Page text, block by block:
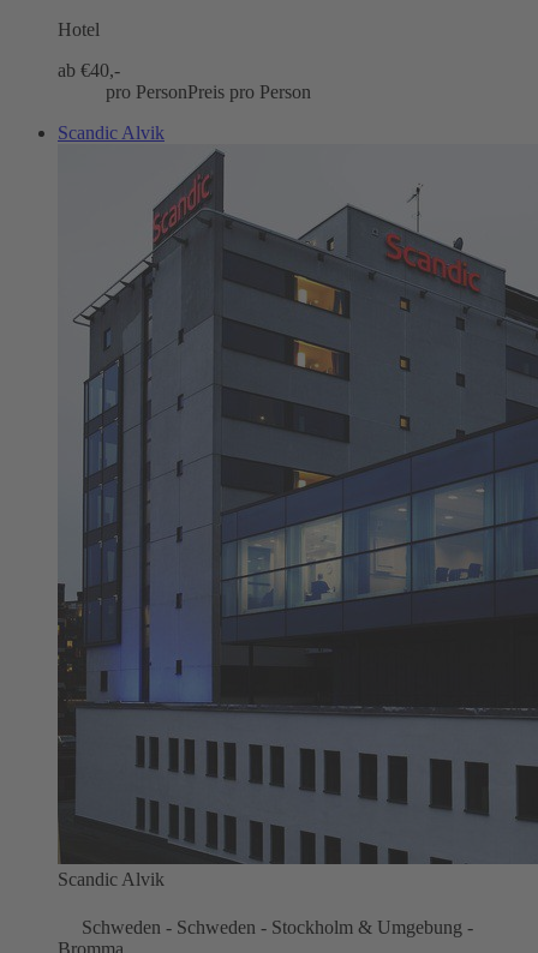
Hotel
ab €40,-
pro PersonPreis pro Person
Scandic Alvik
Scandic Alvik
Schweden - Schweden - Stockholm & Umgebung -
Bromma